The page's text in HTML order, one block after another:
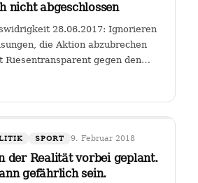
nicht abgeschlossen
28.06.2017: Ignorieren
die Aktion abzubrechen
Riesentransparent gegen den
SPORT 9. Februar 2018
der Realität vorbei geplant.
gefährlich sein.